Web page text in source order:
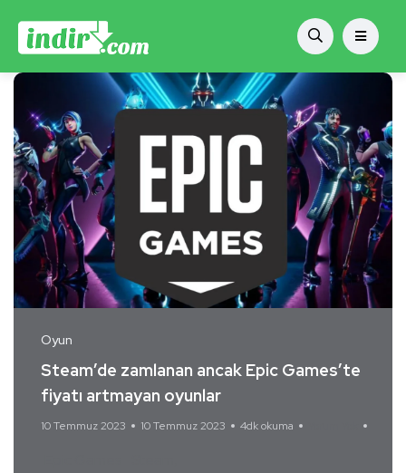
Oyun
Steam’de zamlanan ancak Epic Games’te
fiyatı artmayan oyunlar
10 Temmuz 2023 10 Temmuz 2023 4dk okuma